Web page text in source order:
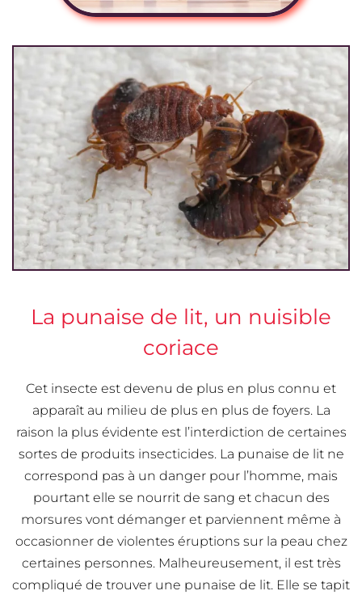
La punaise de lit, un nuisible
coriace
Cet insecte est devenu de plus en plus connu et
apparaît au milieu de plus en plus de foyers. La
raison la plus évidente est l’interdiction de certaines
sortes de produits insecticides. La punaise de lit ne
correspond pas à un danger pour l’homme, mais
pourtant elle se nourrit de sang et chacun des
morsures vont démanger et parviennent même à
occasionner de violentes éruptions sur la peau chez
certaines personnes. Malheureusement, il est très
compliqué de trouver une punaise de lit. Elle se tapit